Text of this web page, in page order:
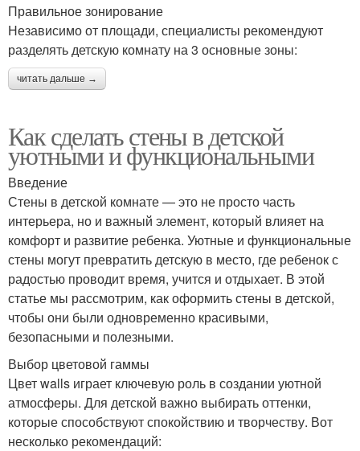
Правильное зонирование
Независимо от площади, специалисты рекомендуют
разделять детскую комнату на 3 основные зоны:
читать дальше →
Как сделать стены в детской
уютными и функциональными
Введение
Стены в детской комнате — это не просто часть
интерьера, но и важный элемент, который влияет на
комфорт и развитие ребенка. Уютные и функциональные
стены могут превратить детскую в место, где ребенок с
радостью проводит время, учится и отдыхает. В этой
статье мы рассмотрим, как оформить стены в детской,
чтобы они были одновременно красивыми,
безопасными и полезными.
Выбор цветовой гаммы
Цвет walls играет ключевую роль в создании уютной
атмосферы. Для детской важно выбирать оттенки,
которые способствуют спокойствию и творчеству. Вот
несколько рекомендаций: